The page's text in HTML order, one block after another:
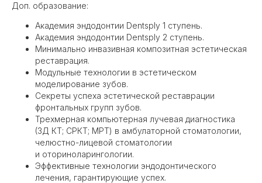
Доп. образование:
Академия эндодонтии Dentsply 1 ступень.
⁠Академия эндодонтии Dentsply 2 ступень.
⁠Минимально инвазивная композитная эстетическая
реставрация.
Модульные технологии в эстетическом
моделирование зубов.
⁠Секреты успеха эстетической реставрации
фронтальных групп зубов.
Трехмерная компьютерная лучевая диагностика
(3Д КТ; СРКТ; МРТ) в амбулаторной стоматологии,
челюстно-лицевой стоматологии
и оториноларингологии.
⁠Эффективные технологии эндодонтического
лечения, гарантирующие успех.